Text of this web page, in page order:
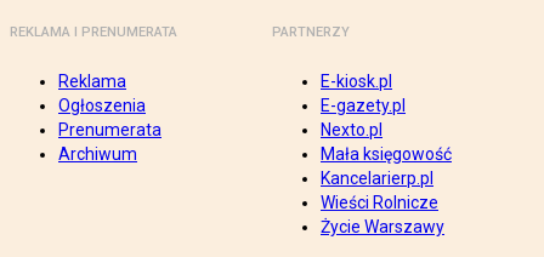
REKLAMA I PRENUMERATA
Reklama
Ogłoszenia
Prenumerata
Archiwum
PARTNERZY
E-kiosk.pl
E-gazety.pl
Nexto.pl
Mała księgowość
Kancelarierp.pl
Wieści Rolnicze
Życie Warszawy